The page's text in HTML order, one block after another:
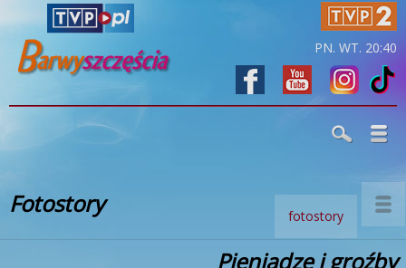
PN. WT. 20:40
Fotostory fotostory
Pieniądze i groźby